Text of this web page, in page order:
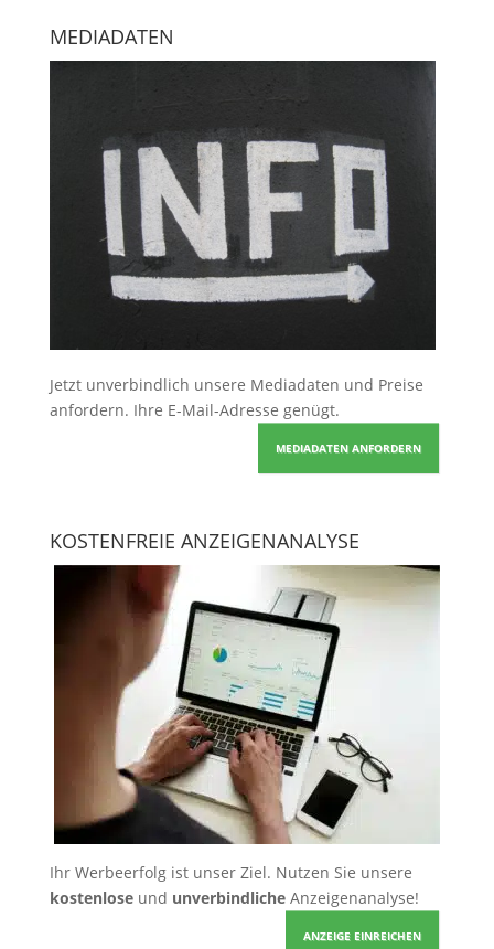
MEDIADATEN
Jetzt unverbindlich unsere Mediadaten und Preise
anfordern. Ihre E-Mail-Adresse genügt.
MEDIADATEN ANFORDERN
KOSTENFREIE ANZEIGENANALYSE
Ihr Werbeerfolg ist unser Ziel. Nutzen Sie unsere
kostenloseund unverbindlicheAnzeigenanalyse!
ANZEIGE EINREICHEN